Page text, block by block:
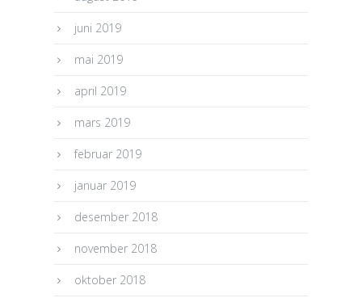
juni 2019
mai 2019
april 2019
mars 2019
februar 2019
januar 2019
desember 2018
november 2018
oktober 2018